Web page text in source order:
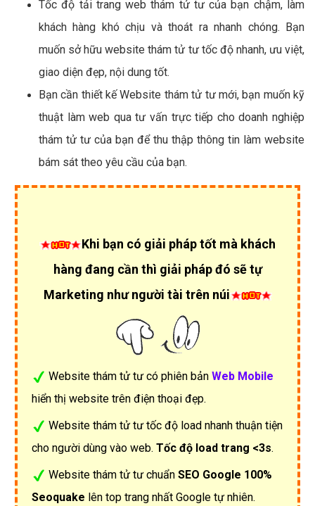
Tốc độ tải trang web thám tử tư của bạn chậm, làm
khách hàng khó chịu và thoát ra nhanh chóng. Bạn
muốn sở hữu website thám tử tư tốc độ nhanh, ưu việt,
giao diện đẹp, nội dung tốt.
Bạn cần thiết kế Website thám tử tư mới, bạn muốn kỹ
thuật làm web qua tư vấn trực tiếp cho doanh nghiệp
thám tử tư của bạn để thu thập thông tin làm website
bám sát theo yêu cầu của bạn.
Khi bạn có giải pháp tốt mà khách
hàng đang cần thì giải pháp đó sẽ tự
Marketing như người tài trên núi
Website thám tử tư có phiên bản Web Mobile
hiển thị website trên điện thoại đẹp.
Website thám tử tư tốc độ load nhanh thuận tiện
cho người dùng vào web. Tốc độ load trang <3s.
Website thám tử tư chuẩn SEO Google 100%
Seoquake lên top trang nhất Google tự nhiên.